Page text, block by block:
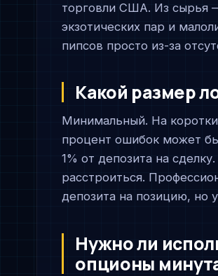
торговли США. Из сырья
экзотических пар и
пипсов просто из-за
Какой размер
Минимальный. На
процент ошибок может
1% от депозита на
расстроиться.
депозита на позицию, но
Нужно ли
опционы